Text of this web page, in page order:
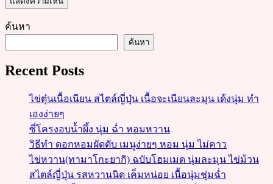
ค้นหา
ค้นหา
Recent Posts
ไข่ตุ๋นเนื้อเนียน สไตล์ญี่ปุ่น เนื้อจะเนียนละมุน เด้งนุ่ม ทำ
เองง่ายๆ
ซี่โครงอบน้ำผึ้ง นุ่ม ฉ่ำ หอมหวาน
วิธีทำ ดอกหอมผัดตับ เมนูง่ายๆ หอม นุ่ม ไม่คาว
ไข่หวาน(ทามาโกะยากิ) ฉบับโฮมเมด นุ่มละมุน ไข่ม้วน
สไตล์ญี่ปุ่น รสหวานนิด เค็มหน่อย เนื้อนุ่มชุ่มฉ่ำ